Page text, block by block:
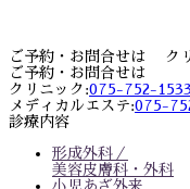
ご予約・お問合せは ク
ご予約・お問合せは
クリニック:075-752-1533
メディカルエステ:075-
診療内容
形成外科／
美容皮膚科・外科
小児あざ外来